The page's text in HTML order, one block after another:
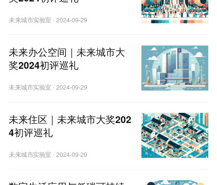
未来城市实验室 ·2024-09-29
未来办公空间｜未来城市大
奖2024初评巡礼
未来城市实验室 ·2024-09-29
未来住区｜未来城市大奖202
4初评巡礼
未来城市实验室 ·2024-09-29